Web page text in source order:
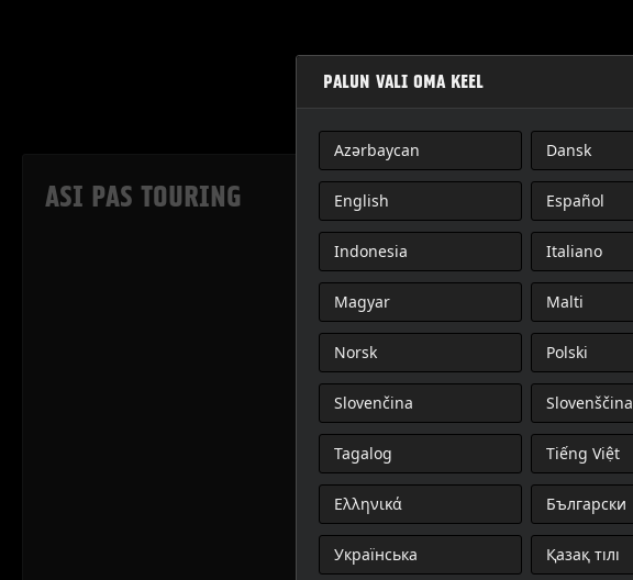
ASI PAS TOURING
PALUN VALI OMA KEEL
Azərbaycan Dansk
English Español
Indonesia Italiano
Magyar Malti
Norsk Polski
Slovenčina Slovenščina
Tagalog Tiếng Việt
Ελληνικά Български
Українська Қазақ тілі